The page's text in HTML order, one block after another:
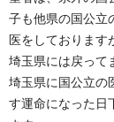
子も他県の国公立
医をしております
埼玉県には戻って
埼玉県に国公立の
す運命になった日